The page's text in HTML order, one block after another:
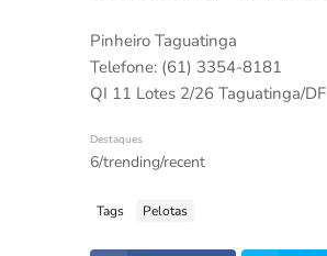
Pinheiro Taguatinga
Telefone: (61) 3354-8181
QI 11 Lotes 2/26 Taguatinga/DF
Destaques
6/trending/recent
Tags Pelotas